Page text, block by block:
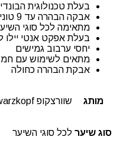
בעלת טכנולוגית
אבקה הבהרה עד 9 טונים
מתאימה לכל סוגי
בעלת אפקט אנטי יילו
יחסי ערבוב גמישים
מתאים לשימוש עם חמצן 2% / 6% /
אבקת הבהרה כחולה
מותג שוורצקופ Schwarzkopf
סוג שיער לכל סוגי השיער